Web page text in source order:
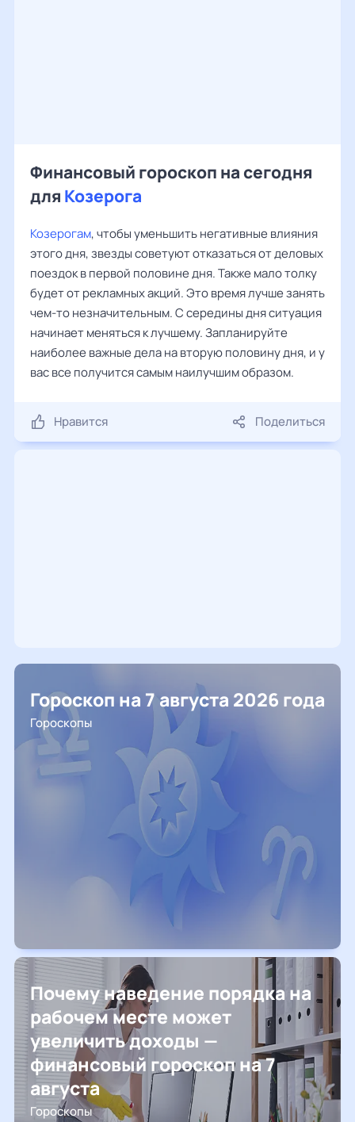
Финансовый гороскоп на сегодня
для Козерога
Козерогам, чтобы уменьшить негативные влияния
этого дня, звезды советуют отказаться от деловых
поездок в первой половине дня. Также мало толку
будет от рекламных акций. Это время лучше занять
чем-то незначительным. С середины дня ситуация
начинает меняться к лучшему. Запланируйте
наиболее важные дела на вторую половину дня, и у
вас все получится самым наилучшим образом.
Нравится Поделиться
Гороскоп на 7 августа 2026 года
Гороскопы
Почему наведение порядка на
рабочем месте может
увеличить доходы —
финансовый гороскоп на 7
августа
Гороскопы